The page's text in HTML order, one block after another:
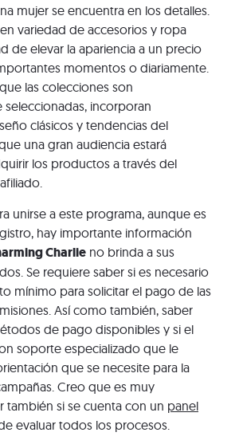
mujer se encuentra en los detalles.
variedad de accesorios y ropa
de elevar la apariencia a un precio
momentos o diariamente.
las colecciones son
incorporan
clásicos y tendencias del
una gran audiencia estará
los productos a través del
unirse a este programa, aunque es
hay importante información
Charlie no brinda a sus
Se requiere saber si es necesario
mínimo para solicitar el pago de las
Así como también, saber
de pago disponibles y si el
soporte especializado que le
que se necesite para la
Creo que es muy
también si se cuenta con un panel
evaluar todos los procesos.